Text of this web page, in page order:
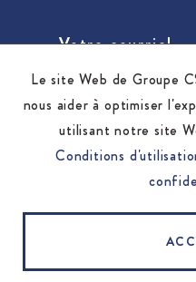
© 2026 Groupe
Conditions
Le site Web de Groupe
nous aider à optimiser
utilisant notre site
Conditions